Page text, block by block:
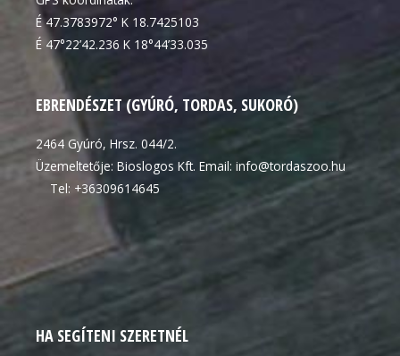
É 47.3783972° K 18.7425103
É 47°22’42.236 K 18°44’33.035
EBRENDÉSZET (GYÚRÓ, TORDAS, SUKORÓ)
2464 Gyúró, Hrsz. 044/2.
Üzemeltetője: Bioslogos Kft. Email: info@tordaszoo.hu
Tel: +36309614645
HA SEGÍTENI SZERETNÉL